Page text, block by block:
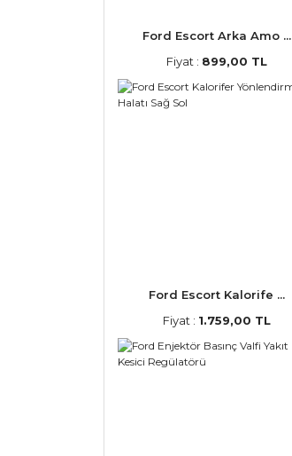
Ford Escort Arka Amo ...
Fiyat : 899,00 TL
Ford Escort Kalorife ...
Fiyat : 1.759,00 TL